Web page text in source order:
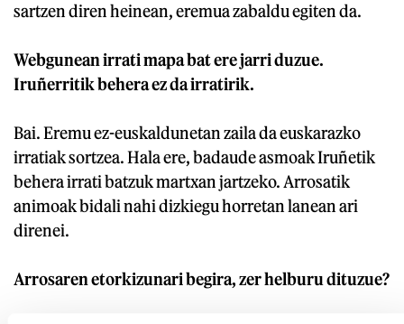
sartzen diren heinean, eremua zabaldu egiten da.
Webgunean irrati mapa bat ere jarri duzue.
Iruñerritik behera ez da irratirik.
Bai. Eremu ez-euskaldunetan zaila da euskarazko
irratiak sortzea. Hala ere, badaude asmoak Iruñetik
behera irrati batzuk martxan jartzeko. Arrosatik
animoak bidali nahi dizkiegu horretan lanean ari
direnei.
Arrosaren etorkizunari begira, zer helburu dituzue?